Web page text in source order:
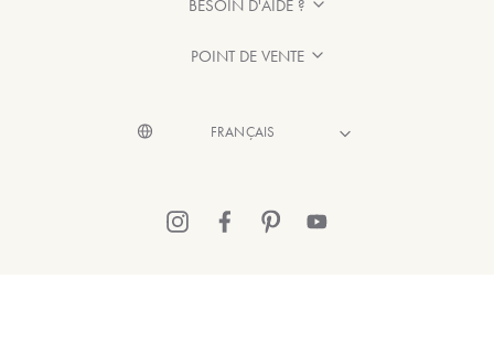
BESOIN D'AIDE ?
POINT DE VENTE